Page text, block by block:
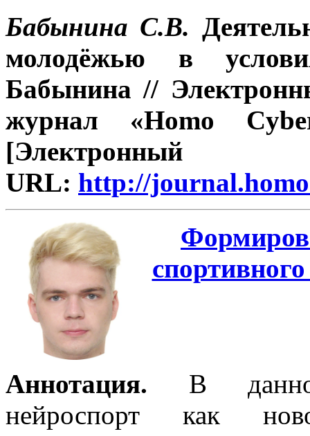
Бабынина С.В.
молодёжью в
Бабынина //
журнал «Homo
URL: http://
Аннотация. В
нейроспорт как